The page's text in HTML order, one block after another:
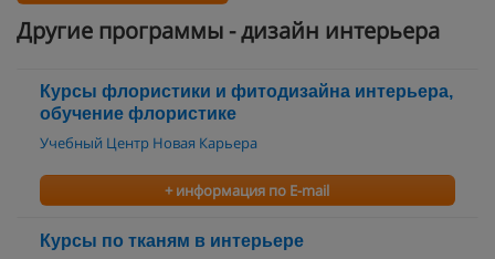
Другие программы - дизайн интерьера
Курсы флористики и фитодизайна интерьера,
обучение флористике
Учебный Центр Новая Карьера
+ информация по E-mail
Курсы по тканям в интерьере